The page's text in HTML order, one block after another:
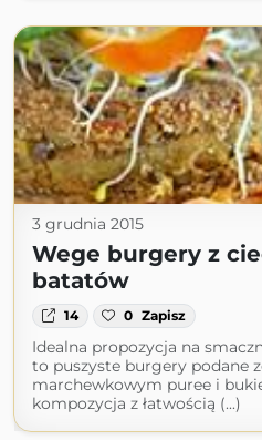
3 grudnia 2015
Wege burgery z
batatów
14 0 Zapisz
Idealna propozycja na
to puszyste burgery podane
marchewkowym puree i
kompozycja z łatwością (...)